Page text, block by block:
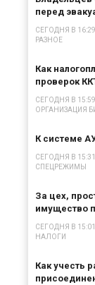
перед
СЕГОДНЯ В 16:29
РАЗНОЕ
Как
проверок
СЕГОДНЯ В 15:59
ОРГАНИЗАЦИЯ
К системе
СЕГОДНЯ В 15:31
СПЕЦРЕЖИМЫ
За цех,
имущество
СЕГОДНЯ В 15:01
НАЛОГИ
Как учесть